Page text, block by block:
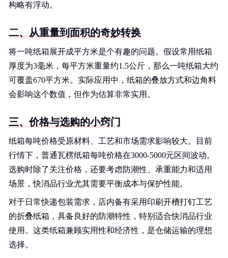
构略有浮动。
二、从重量到面积的奇妙转换
将一吨纸箱展开成平方米是个有趣的问题。假设常用纸箱
厚度为3毫米，每平方米重量约1.5公斤，那么一吨纸箱大约
可覆盖670平方米。实际应用中，纸箱的叠放方式和边角料
会影响这个数值，但作为估算非常实用。
三、价格与选购的小窍门
纸箱每吨价格受原材料、工艺和市场需求影响较大。目前
行情下，普通瓦楞纸箱每吨价格在3000-5000元区间波动。
选购时除了关注价格，还要考虑防潮性、承重能力和适用
场景，快消品行业尤其需要平衡成本与保护性能。
对于日常快递包装需求，店内备有采用印刷开槽打钉工艺
的折叠纸箱，具备良好的防潮特性，特别适合快消品行业
使用。这类纸箱兼顾实用性和经济性，是仓储运输的理想
选择。